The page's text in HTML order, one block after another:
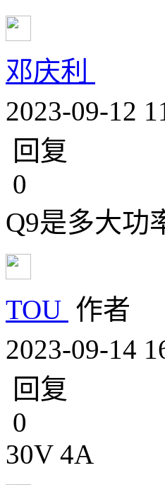
邓庆利
2023-09-12
回复
0
Q9是多大功
TOU 作者
2023-09-14
回复
0
30V 4A